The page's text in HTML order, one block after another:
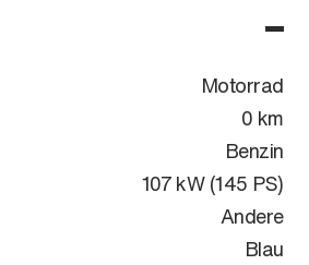
Motorrad
0 km
Benzin
107 kW (145 PS)
Andere
Blau